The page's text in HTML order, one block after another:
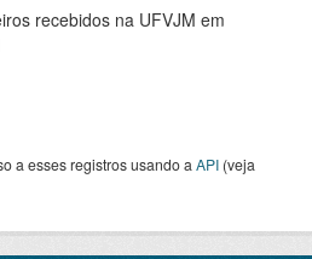
recebidos na UFVJM em
a esses registros usando a API (veja